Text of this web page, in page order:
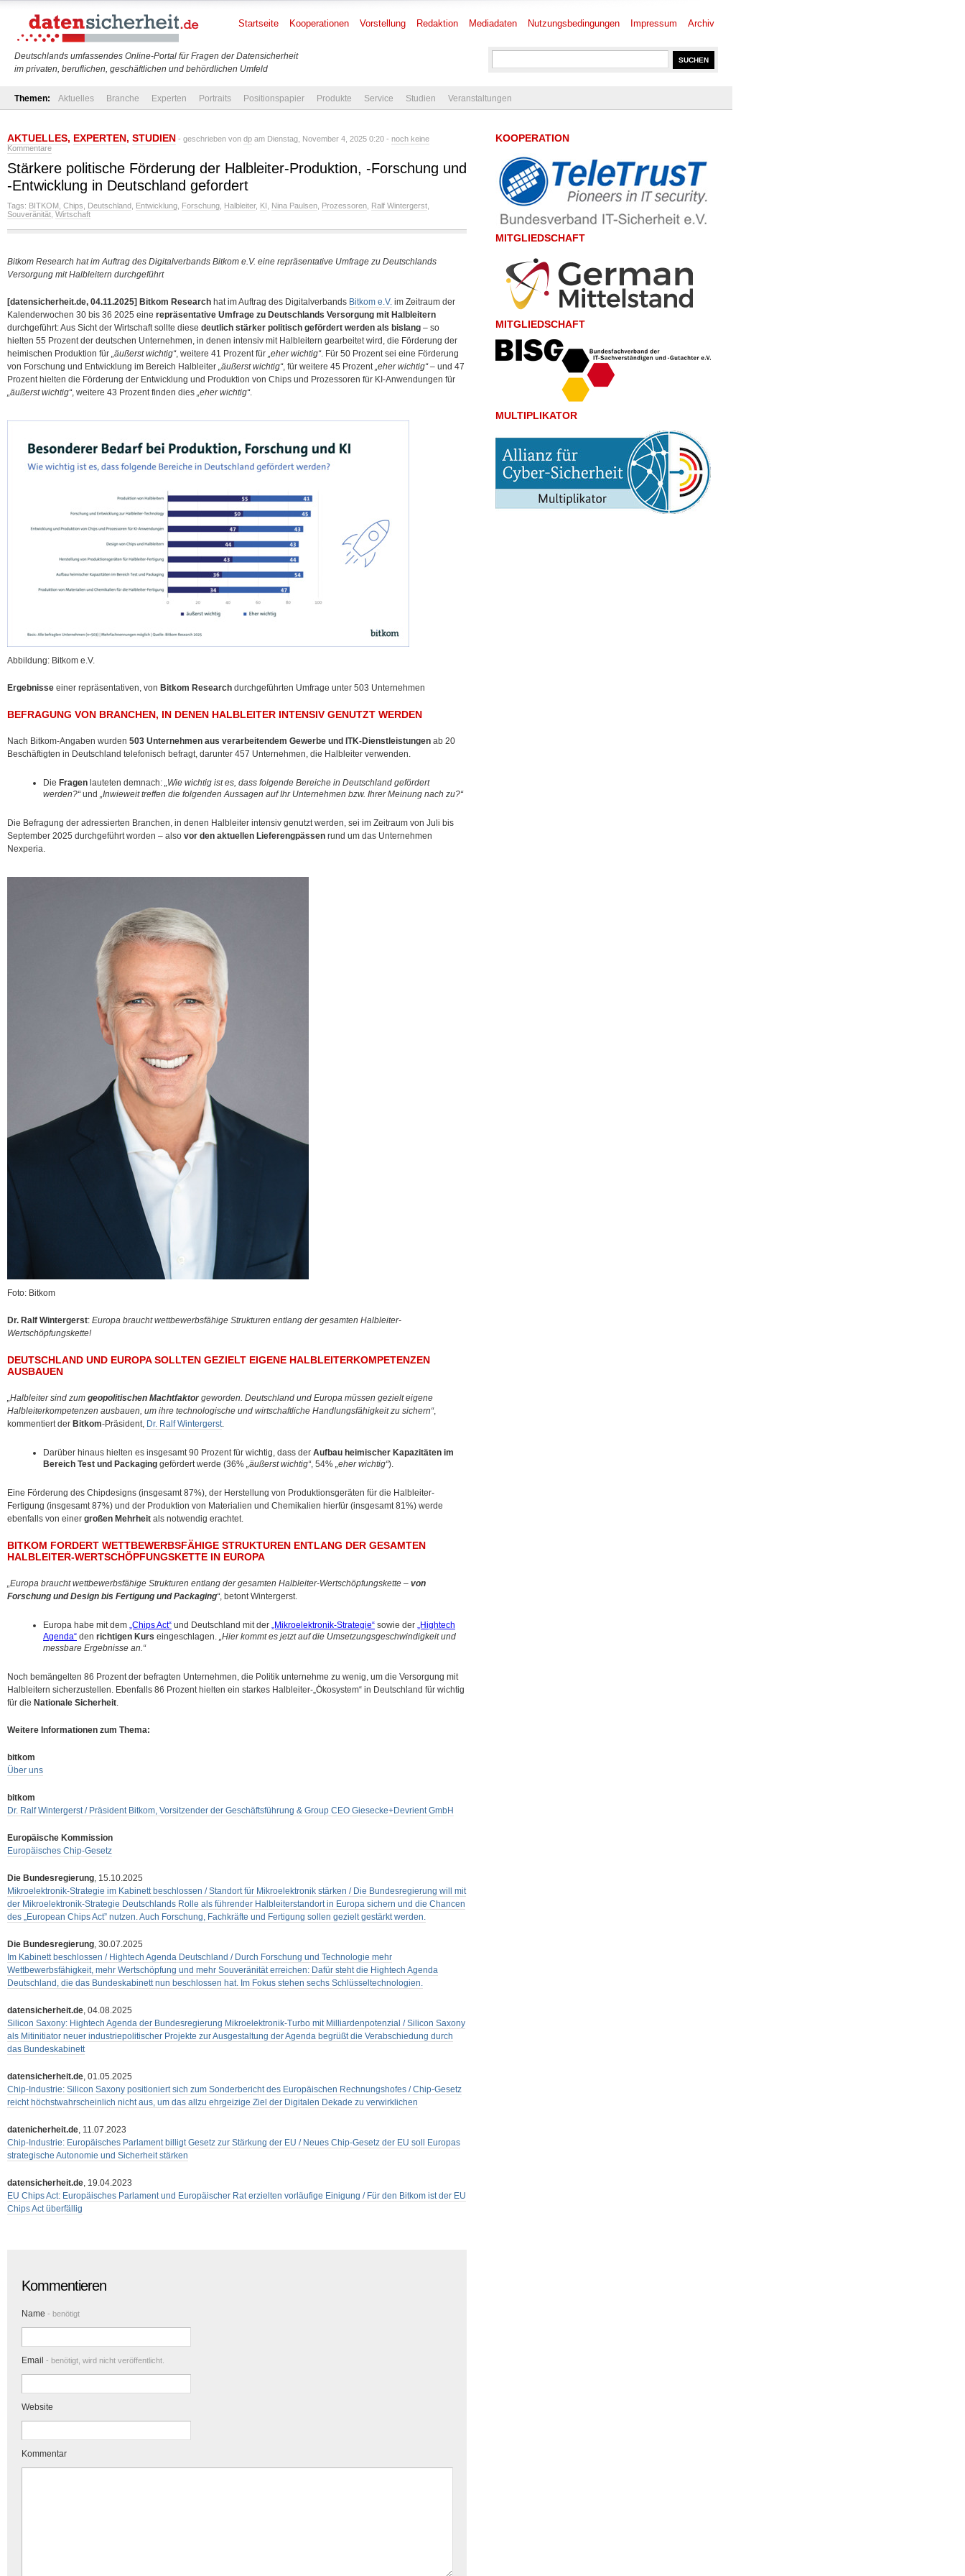
Deutschlands umfassendes Online-Portal für Fragen der Datensicherheit
im privaten, beruflichen, geschäftlichen und behördlichen Umfeld
Startseite Kooperationen Vorstellung Redaktion Mediadaten Nutzungsbedingungen Impressum Archiv
Themen: Aktuelles Branche Experten Portraits Positionspapier Produkte Service Studien Veranstaltungen
AKTUELLES, EXPERTEN, STUDIEN - geschrieben von dp am Dienstag, November 4, 2025 0:20 - noch keine
Kommentare
Stärkere politische Förderung der Halbleiter-Produktion, -Forschung und
-Entwicklung in Deutschland gefordert
Tags: BITKOM Chips Deutschland Entwicklung Forschung Halbleiter, KI Nina Paulsen Prozessoren Ralf Wintergerst
Souveränität Wirtschaft
Bitkom Research hat im Auftrag des Digitalverbands Bitkom e.V. eine repräsentative Umfrage zu Deutschlands
Versorgung mit Halbleitern durchgeführt
[datensicherheit.de, 04.11.2025] Bitkom Research hat im Auftrag des Digitalverbands Bitkom e.V. im Zeitraum der
Kalenderwochen 30 bis 36 2025 eine repräsentative Umfrage zu Deutschlands Versorgung mit Halbleitern
durchgeführt: Aus Sicht der Wirtschaft sollte diese deutlich stärker politisch gefördert werden als bislang – so
hielten 55 Prozent der deutschen Unternehmen, in denen intensiv mit Halbleitern gearbeitet wird, die Förderung der
heimischen Produktion für „äußerst wichtig“, weitere 41 Prozent für „eher wichtig“. Für 50 Prozent sei eine Förderung
von Forschung und Entwicklung im Bereich Halbleiter „äußerst wichtig“, für weitere 45 Prozent„eher wichtig“– und 47
Prozent hielten die Förderung der Entwicklung und Produktion von Chips und Prozessoren für KI-Anwendungen für
„äußerst wichtig“, weitere 43 Prozent finden dies „eher wichtig“.
Abbildung: Bitkom e.V.
Ergebnisse einer repräsentativen, von Bitkom Research durchgeführten Umfrage unter 503 Unternehmen
BEFRAGUNG VON BRANCHEN, IN DENEN HALBLEITER INTENSIV GENUTZT WERDEN
Nach Bitkom-Angaben wurden 503 Unternehmen aus verarbeitendem Gewerbe und ITK-Dienstleistungen ab 20
Beschäftigten in Deutschland telefonisch befragt, darunter 457 Unternehmen, die Halbleiter verwenden.
Die Fragen lauteten demnach: „Wie wichtig ist es, dass folgende Bereiche in Deutschland gefördert
werden?“und „Inwieweit treffen die folgenden Aussagen auf Ihr Unternehmen bzw. Ihrer Meinung nach zu?“
Die Befragung der adressierten Branchen, in denen Halbleiter intensiv genutzt werden, sei im Zeitraum von Juli bis
September 2025 durchgeführt worden – also vor den aktuellen Lieferengpässen rund um das Unternehmen
Nexperia.
Foto: Bitkom
Dr. Ralf Wintergerst: Europa braucht wettbewerbsfähige Strukturen entlang der gesamten Halbleiter-
Wertschöpfungskette!
DEUTSCHLAND UND EUROPA SOLLTEN GEZIELT EIGENE HALBLEITERKOMPETENZEN
AUSBAUEN
„Halbleiter sind zum geopolitischen Machtfaktorgeworden. Deutschland und Europa müssen gezielt eigene
Halbleiterkompetenzen ausbauen, um ihre technologische und wirtschaftliche Handlungsfähigkeit zu sichern“,
kommentiert der Bitkom-Präsident, Dr. Ralf Wintergerst.
Darüber hinaus hielten es insgesamt 90 Prozent für wichtig, dass der Aufbau heimischer Kapazitäten im
Bereich Test und Packaging gefördert werde (36% „äußerst wichtig“, 54% „eher wichtig“).
Eine Förderung des Chipdesigns (insgesamt 87%), der Herstellung von Produktionsgeräten für die Halbleiter-
Fertigung (insgesamt 87%) und der Produktion von Materialien und Chemikalien hierfür (insgesamt 81%) werde
ebenfalls von einer großen Mehrheit als notwendig erachtet.
BITKOM FORDERT WETTBEWERBSFÄHIGE STRUKTUREN ENTLANG DER GESAMTEN
HALBLEITER-WERTSCHÖPFUNGSKETTE IN EUROPA
„Europa braucht wettbewerbsfähige Strukturen entlang der gesamten Halbleiter-Wertschöpfungskette – von
Forschung und Design bis Fertigung und Packaging“, betont Wintergerst.
Europa habe mit dem „Chips Act“ und Deutschland mit der „Mikroelektronik-Strategie“ sowie der „Hightech
Agenda“ den richtigen Kurs eingeschlagen. „Hier kommt es jetzt auf die Umsetzungsgeschwindigkeit und
messbare Ergebnisse an.“
Noch bemängelten 86 Prozent der befragten Unternehmen, die Politik unternehme zu wenig, um die Versorgung mit
Halbleitern sicherzustellen. Ebenfalls 86 Prozent hielten ein starkes Halbleiter-„Ökosystem“ in Deutschland für wichtig
für die Nationale Sicherheit.
Weitere Informationen zum Thema:
bitkom
Über uns
bitkom
Dr. Ralf Wintergerst / Präsident Bitkom, Vorsitzender der Geschäftsführung & Group CEO Giesecke+Devrient GmbH
Europäische Kommission
Europäisches Chip-Gesetz
Die Bundesregierung, 15.10.2025
Mikroelektronik-Strategie im Kabinett beschlossen / Standort für Mikroelektronik stärken / Die Bundesregierung will mit
der Mikroelektronik-Strategie Deutschlands Rolle als führender Halbleiterstandort in Europa sichern und die Chancen
des „European Chips Act” nutzen. Auch Forschung, Fachkräfte und Fertigung sollen gezielt gestärkt werden.
Die Bundesregierung, 30.07.2025
Im Kabinett beschlossen / Hightech Agenda Deutschland / Durch Forschung und Technologie mehr
Wettbewerbsfähigkeit, mehr Wertschöpfung und mehr Souveränität erreichen: Dafür steht die Hightech Agenda
Deutschland, die das Bundeskabinett nun beschlossen hat. Im Fokus stehen sechs Schlüsseltechnologien.
datensicherheit.de, 04.08.2025
Silicon Saxony: Hightech Agenda der Bundesregierung Mikroelektronik-Turbo mit Milliardenpotenzial / Silicon Saxony
als Mitinitiator neuer industriepolitischer Projekte zur Ausgestaltung der Agenda begrüßt die Verabschiedung durch
das Bundeskabinett
datensicherheit.de, 01.05.2025
Chip-Industrie: Silicon Saxony positioniert sich zum Sonderbericht des Europäischen Rechnungshofes / Chip-Gesetz
reicht höchstwahrscheinlich nicht aus, um das allzu ehrgeizige Ziel der Digitalen Dekade zu verwirklichen
datenicherheit.de, 11.07.2023
Chip-Industrie: Europäisches Parlament billigt Gesetz zur Stärkung der EU / Neues Chip-Gesetz der EU soll Europas
strategische Autonomie und Sicherheit stärken
datensicherheit.de, 19.04.2023
EU Chips Act: Europäisches Parlament und Europäischer Rat erzielten vorläufige Einigung / Für den Bitkom ist der EU
Chips Act überfällig
Kommentieren
Name - benötigt
Email - benötigt, wird nicht veröffentlicht.
Website
Kommentar
KOOPERATION
MITGLIEDSCHAFT
MITGLIEDSCHAFT
MULTIPLIKATOR